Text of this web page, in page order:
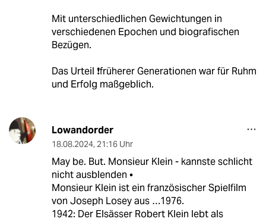
Mit unterschiedlichen Gewichtungen in
verschiedenen Epochen und biografischen
Bezügen.
Das Urteil ❗früherer Generationen war für Ruhm
und Erfolg maßgeblich.
Lowandorder
18.08.2024, 21:16 Uhr
May be. But. Monsieur Klein - kannste schlicht
nicht ausblenden •
Monsieur Klein ist ein französischer Spielfilm
von Joseph Losey aus …1976.
1942: Der Elsässer Robert Klein lebt als